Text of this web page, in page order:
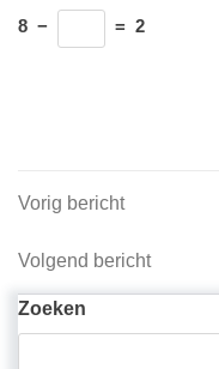
8 − = 2
Vorig
Vorig bericht
Volgend
Volgend bericht
Zoeken